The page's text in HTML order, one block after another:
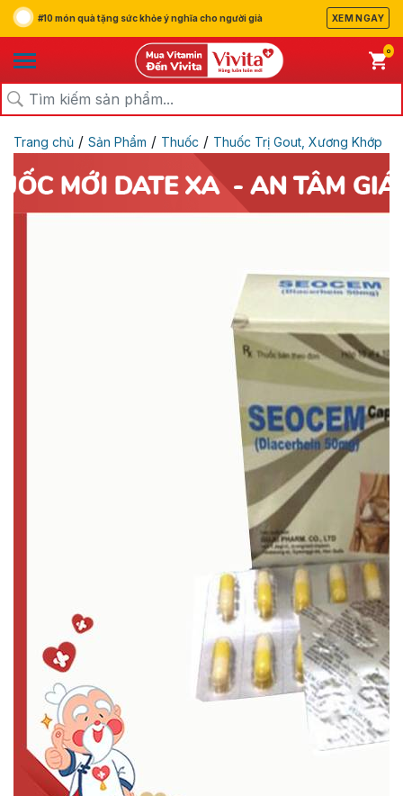
#10 món quà tặng sức khỏe ý nghĩa cho người già XEM NGAY
0
Trang chủ / Sản Phẩm / Thuốc / Thuốc Trị Gout, Xương Khớp